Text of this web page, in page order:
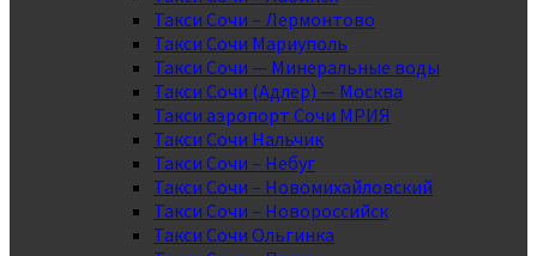
Такси Сочи – Лермонтово
Такси Сочи Мариуполь
Такси Сочи — Минеральные воды
Такси Сочи (Адлер) — Москва
Такси аэропорт Сочи МРИЯ
Такси Сочи Нальчик
Такси Сочи – Небуг
Такси Сочи – Новомихайловский
Такси Сочи – Новороссийск
Такси Сочи Ольгинка